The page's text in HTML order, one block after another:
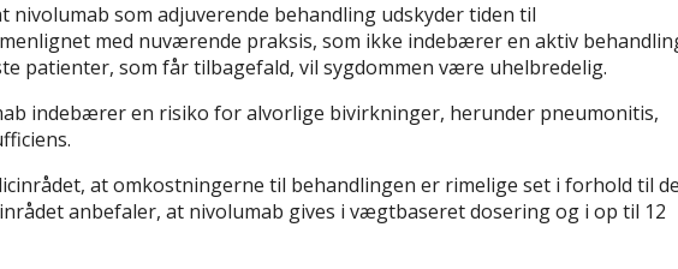
nivolumab som adjuverende behandling udskyder tiden til
med nuværende praksis, som ikke indebærer en aktiv
patienter, som får tilbagefald, vil sygdommen være uhelbredelig.
indebærer en risiko for alvorlige bivirkninger, herunder pneumonitis,
at omkostningerne til behandlingen er rimelige set i forhold til
anbefaler, at nivolumab gives i vægtbaseret dosering og i op til 12